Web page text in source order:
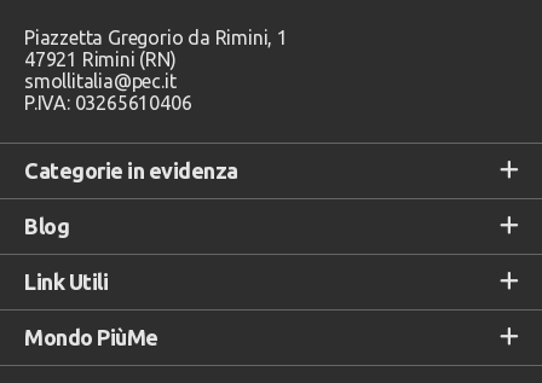
Categorie in evidenza
Blog
Link Utili
Mondo PiùMe
Piazzetta Gregorio da Rimini, 1
47921 Rimini (RN)
smollitalia@pec.it
P.IVA: 03265610406